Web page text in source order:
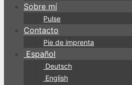
Sobre mí
Pulse
Contacto
Pie de imprenta
Español
Deutsch
English